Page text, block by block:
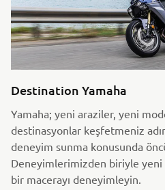
Destination Yamaha
Yamaha; yeni araziler, yeni
destinasyonlar keşfetmeniz
deneyim sunma konusunda
Deneyimlerimizden biriyle
bir macerayı deneyimleyin.